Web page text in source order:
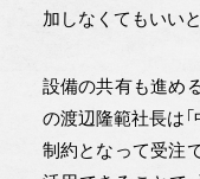
加しなくてもいいと
設備の共有も進め
の渡辺隆範社長は
制約となって受注